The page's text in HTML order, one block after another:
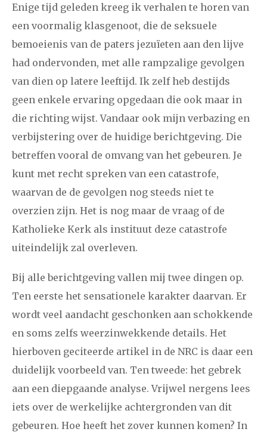
2019
januari februari maart april mei juni juli
augustus september oktober
december
2018
januari februari april mei juni
augustus september oktober november
december
januari februari maart april mei juni juli
augustus september oktober november
december
2016 augustus september oktober november
december
2015
januari februari maart april mei juni juli
augustus september oktober november
december
Enige tijd geleden kreeg ik verhalen te horen van
een voormalig klasgenoot, die de seksuele
bemoeienis van de paters jezuïeten aan den lijve
had ondervonden, met alle rampzalige gevolgen
van dien op latere leeftijd. Ik zelf heb destijds
geen enkele ervaring opgedaan die ook maar in
die richting wijst. Vandaar ook mijn verbazing en
verbijstering over de huidige berichtgeving. Die
betreffen vooral de omvang van het gebeuren. Je
kunt met recht spreken van een catastrofe,
waarvan de de gevolgen nog steeds niet te
overzien zijn. Het is nog maar de vraag of de
Katholieke Kerk als instituut deze catastrofe
uiteindelijk zal overleven.
Bij alle berichtgeving vallen mij twee dingen op.
Ten eerste het sensationele karakter daarvan. Er
wordt veel aandacht geschonken aan schokkende
en soms zelfs weerzinwekkende details. Het
hierboven geciteerde artikel in de NRC is daar een
duidelijk voorbeeld van. Ten tweede: het gebrek
aan een diepgaande analyse. Vrijwel nergens lees
iets over de werkelijke achtergronden van dit
gebeuren. Hoe heeft het zover kunnen komen? In